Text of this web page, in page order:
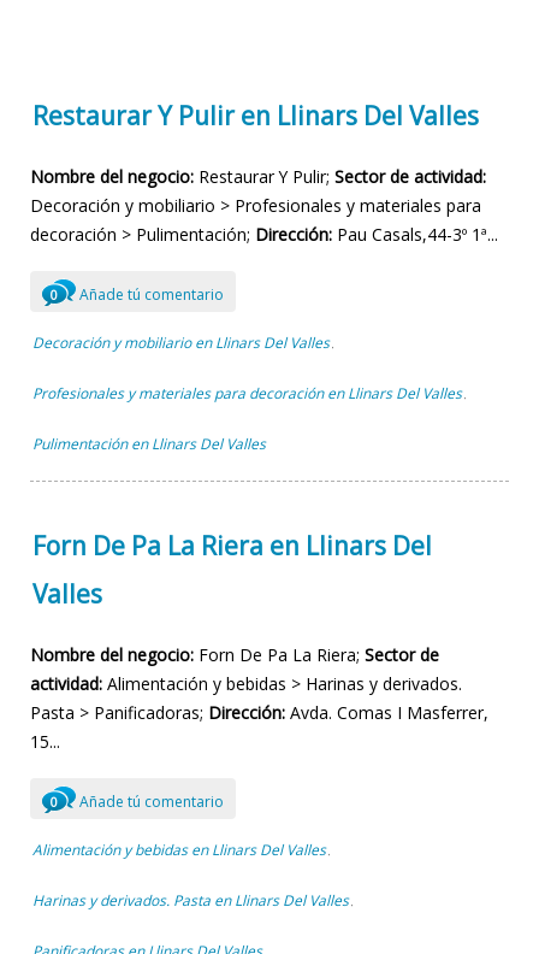
Restaurar Y Pulir en Llinars Del Valles
Nombre del negocio: Restaurar Y Pulir; Sector de actividad:
Decoración y mobiliario > Profesionales y materiales para
decoración > Pulimentación; Dirección: Pau Casals,44-3º 1ª...
0 Añade tú comentario
Decoración y mobiliario en Llinars Del Valles ,
Profesionales y materiales para decoración en Llinars Del Valles ,
Pulimentación en Llinars Del Valles
Forn De Pa La Riera en Llinars Del
Valles
Nombre del negocio: Forn De Pa La Riera; Sector de
actividad: Alimentación y bebidas > Harinas y derivados.
Pasta > Panificadoras; Dirección: Avda. Comas I Masferrer,
15...
0 Añade tú comentario
Alimentación y bebidas en Llinars Del Valles ,
Harinas y derivados. Pasta en Llinars Del Valles ,